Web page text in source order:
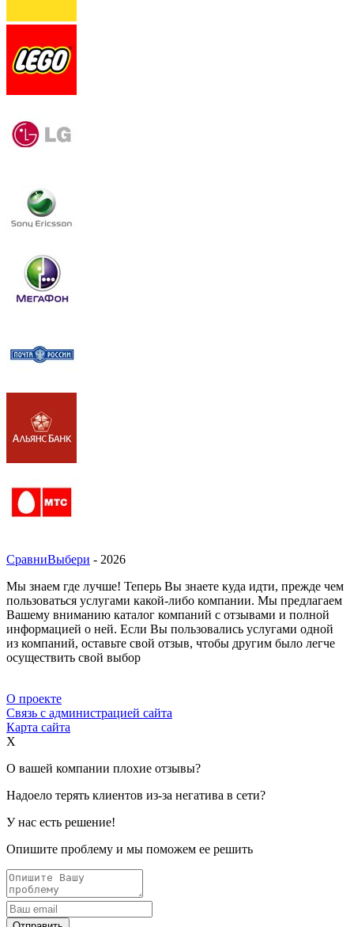
СравниВыбери - 2026
Мы знаем где лучше! Теперь Вы знаете куда идти, прежде чем
пользоваться услугами какой-либо компании. Мы предлагаем
Вашему вниманию каталог компаний с отзывами и полной
информацией о ней. Если Вы пользовались услугами одной
из компаний, оставьте свой отзыв, чтобы другим было легче
осуществить свой выбор
О проекте
Связь с администрацией сайта
Карта сайта
X
О вашей компании плохие отзывы?
Надоело терять клиентов из-за негатива в сети?
У нас есть решение!
Опишите проблему и мы поможем ее решить